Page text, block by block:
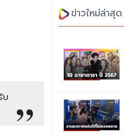
บ
ข่าวใหม่ล่าสุด